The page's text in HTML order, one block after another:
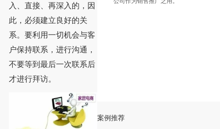
入、直接、再深入的，因
此，必须建立良好的关
系。要利用一切机会与客
户保持联系，进行沟通，
不要等到最后一次联系后
才进行拜访。
案例推荐